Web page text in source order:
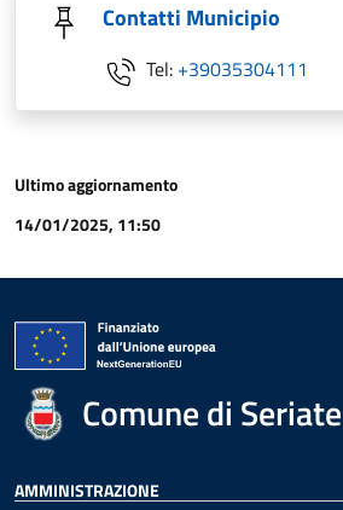
Contatti Municipio
Tel: +39035304111
Ultimo aggiornamento
14/01/2025, 11:50
Comune di Seriate
AMMINISTRAZIONE